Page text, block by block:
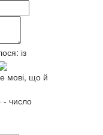
із
мові, що й
- число